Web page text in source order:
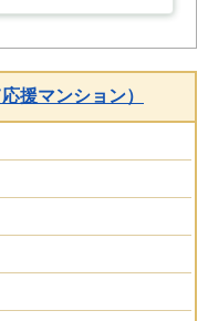
援マンション）